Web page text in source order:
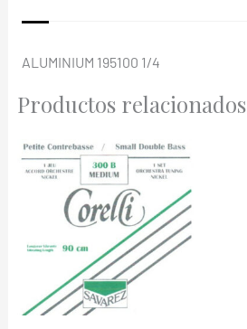
ALUMINIUM 195100 1/4
Productos relacionados